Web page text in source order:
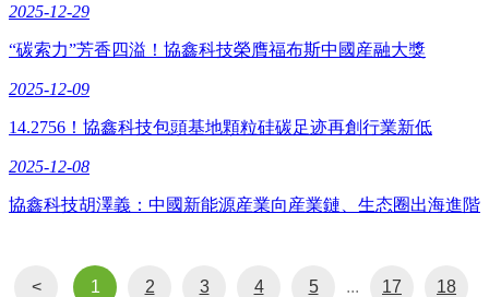
2025-12-29
“碳索力”芳香四溢！協鑫科技榮膺福布斯中國産融大獎
2025-12-09
14.2756！協鑫科技包頭基地顆粒硅碳足迹再創行業新低
2025-12-08
協鑫科技胡澤義：中國新能源産業向産業鏈、生态圈出海進階
< 1 2 3 4 5 ... 17 18